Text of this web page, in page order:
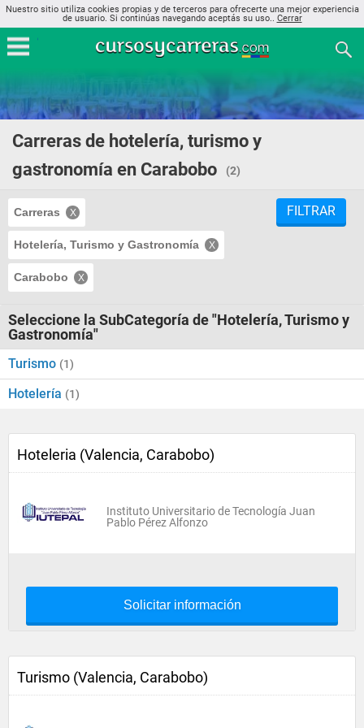
Nuestro sitio utiliza cookies propias y de terceros para ofrecerte una mejor experiencia
de usuario. Si continúas navegando aceptás su uso.. Cerrar
Carreras de hotelería, turismo y
gastronomía en Carabobo
(2)
Carreras
Hotelería, Turismo y Gastronomía
Carabobo
FILTRAR
Seleccione la SubCategoría de "Hotelería, Turismo y
Gastronomía"
Turismo (1)
Hotelería (1)
Hoteleria (Valencia, Carabobo)
Instituto Universitario de Tecnología Juan
Pablo Pérez Alfonzo
Solicitar información
Turismo (Valencia, Carabobo)